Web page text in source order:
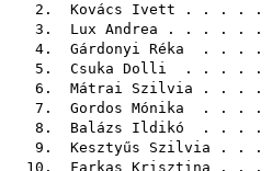
2. Kovács Ivett . . . . .
3. Lux Andrea . . . . .
4. Gárdonyi Réka . . . .
5. Csuka Dolli . . . . .
6. Mátrai Szilvia . . . .
7. Gordos Mónika . . . .
8. Balázs Ildikó . . . .
9. Kesztyűs Szilvia . . .
10. Farkas Krisztina . . .